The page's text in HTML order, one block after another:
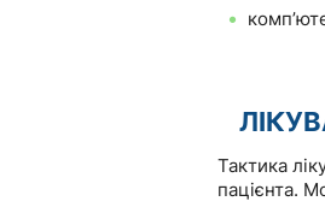
Тактика
пацієнта.